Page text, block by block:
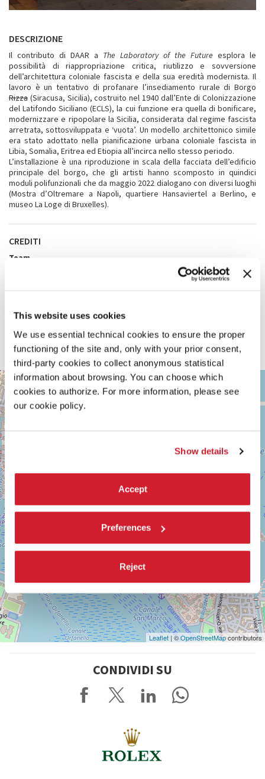
This website uses cookies
We use essential technical cookies to ensure the proper
functioning of the site and, only with your prior consent,
third-party cookies to collect anonymous statistical
information about browsing. You can choose which
cookies to authorize. For more information, please see
our cookie policy.
Show details
Accept
Preferences
Reject
DESCRIZIONE
Il contributo di DAAR a The Laboratory of the Future esplora le
possibilità di riappropriazione critica, riutilizzo e sovversione
dell’architettura coloniale fascista e della sua eredità modernista. Il
lavoro è un tentativo di profanare l’insediamento rurale di Borgo
Rizza (Siracusa, Sicilia), costruito nel 1940 dall’Ente di Colonizzazione
del Latifondo Siciliano (ECLS), la cui funzione era quella di bonificare,
modernizzare e ripopolare la Sicilia, considerata dal regime fascista
arretrata, sottosviluppata e ‘vuota’. Un modello architettonico simile
era stato adottato nella pianificazione urbana coloniale fascista in
Libia, Somalia, Eritrea ed Etiopia all’incirca nello stesso periodo.
L’installazione è una riproduzione in scala della facciata dell’edificio
principale del borgo, che gli artisti hanno scomposto in quindici
moduli polifunzionali che da maggio 2022 dialogano con diversi luoghi
(Mostra d’Oltremare a Napoli, quartiere Hansaviertel a Berlino, e
museo La Loge di Bruxelles).
CREDITI
Team
Husam Abusalem, Emilio Distretti, Matteo Lucchetti, Sara Pellegrini
Progetto realizzato grazie al sostegno di Italian Council 2021
Collaborazione tecnica
orizzontale, Zapoi
Con il supporto aggiuntivo di
Museo delle Civiltà, Roma; Royal Institute of Art, Stoccolma
ARSENALE
Leaflet| ©OpenStreetMapcontributors
CONDIVIDI SU